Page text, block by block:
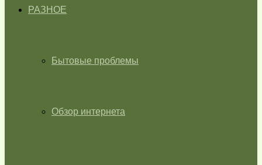
РАЗНОЕ
Бытовые проблемы
Обзор интернета